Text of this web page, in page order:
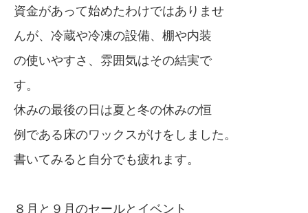
資金があって始めたわけではありませ
んが、冷蔵や冷凍の設備、棚や内装
の使いやすさ、雰囲気はその結実で
す。
休みの最後の日は夏と冬の休みの恒
例である床のワックスがけをしました。
書いてみると自分でも疲れます。
８月と９月のセールとイベント